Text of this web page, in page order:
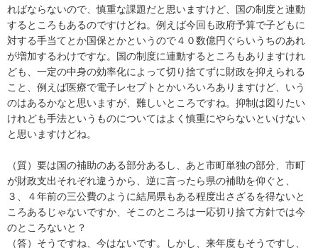
ればならないので、慎重な課題だと思いますけど、国の制度と連動
するところもあるのですけどね。例えば今回も政府予算で子どもに
対する手当てとか国保とかというので４０数億円ぐらいうちのあれ
が増加するわけですな。国の制度に連動するところもありますけれ
ども、一定の中身の効率化によって切り捨てずに財政を抑えられる
こと、例えば医療で電子レセプトとかいろいろありますけど、いう
のはあるかなと思いますが、難しいところですね。抑制は図りたい
けれども手法というものについてはよく慎重にやらないといけない
と思いますけどね。
（質）要は国の補助のある部分あるし、あと市町単独の部分、市町
が財政支出それぞれ違うから、逆に言ったら県の補助を仰ぐと、
３、４年前の三公費のように結局県もある程度出さざるを得ないと
ころあるじゃないですか、そこのところは一応切り捨て方針では今
のところないと？
（答）そうですね、今はないです。しかし、来年度もそうですし、